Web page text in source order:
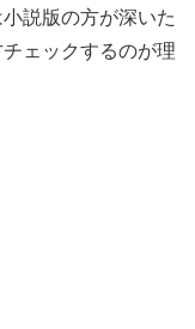
説版の方が深いた
ェックするのが理